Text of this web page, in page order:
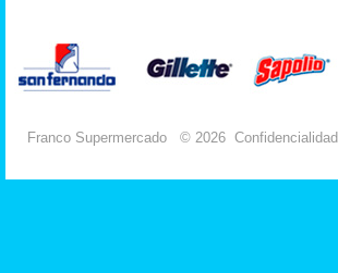
Franco Supermercado © 2026 Confidencialidad